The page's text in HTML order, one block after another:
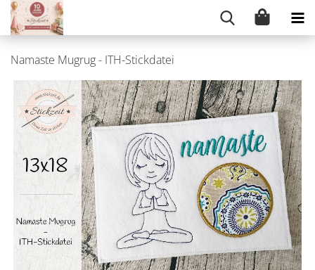
Namaste Mugrug - ITH-Stickdatei